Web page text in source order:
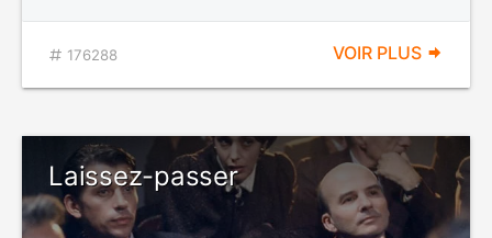
176288 VOIR PLUS
Laissez-passer